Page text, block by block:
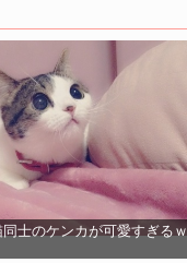
同士のケンカが可愛すぎるｗ